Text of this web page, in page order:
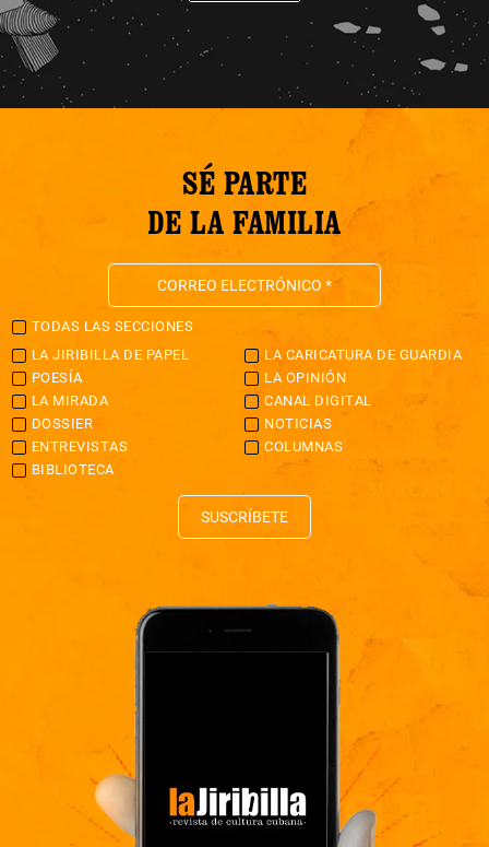
SÉ PARTE
DE LA FAMILIA
TODAS LAS SECCIONES
LA JIRIBILLA DE PAPEL
LA CARICATURA DE GUARDIA
POESÍA
LA OPINIÓN
LA MIRADA
CANAL DIGITAL
DOSSIER
NOTICIAS
ENTREVISTAS
COLUMNAS
BIBLIOTECA
SUSCRÍBETE